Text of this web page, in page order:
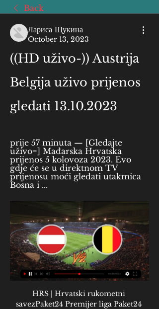
Back
Лариса Щукина
October 13, 2023
((HD uživo-)) Austrija
Belgija uživo prijenos
gledati 13.10.2023
prije 57 minuta — [Gledajte
uživo=] Mađarska Hrvatska
prijenos 5 kolovoza 2023. Evo
gdje će se u direktnom TV
prijenosu moći gledati utakmica
Bosna i ...
HRS | Hrvatski rukometni
savezPaket24 Premijer liga Paket24